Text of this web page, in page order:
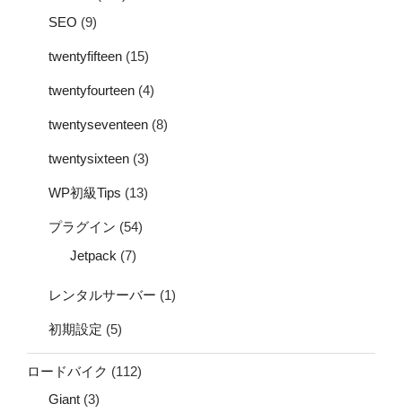
SEO (9)
twentyfifteen (15)
twentyfourteen (4)
twentyseventeen (8)
twentysixteen (3)
WP初級Tips (13)
プラグイン (54)
Jetpack (7)
レンタルサーバー (1)
初期設定 (5)
ロードバイク (112)
Giant (3)